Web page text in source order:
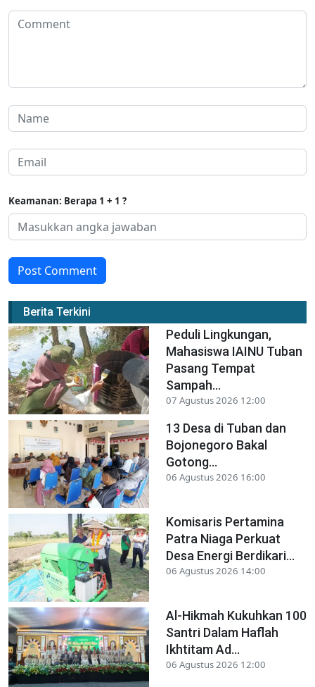
Keamanan: Berapa 1 + 1 ?
Post Comment
Berita Terkini
Peduli Lingkungan,
Mahasiswa IAINU Tuban
Pasang Tempat
Sampah...
07 Agustus 2026 12:00
13 Desa di Tuban dan
Bojonegoro Bakal
Gotong...
06 Agustus 2026 16:00
Komisaris Pertamina
Patra Niaga Perkuat
Desa Energi Berdikari...
06 Agustus 2026 14:00
Al-Hikmah Kukuhkan 100
Santri Dalam Haflah
Ikhtitam Ad...
06 Agustus 2026 12:00